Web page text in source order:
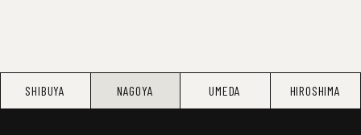
SHIBUYA NAGOYA UMEDA HIROSHIMA